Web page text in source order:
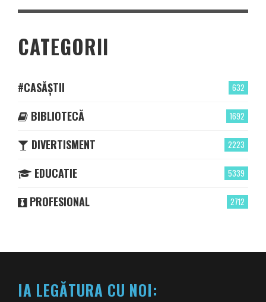
CATEGORII
632
#CASĂȘTII
1692
BIBLIOTECĂ
2223
DIVERTISMENT
5339
EDUCATIE
2712
PROFESIONAL
IA LEGĂTURA CU NOI: